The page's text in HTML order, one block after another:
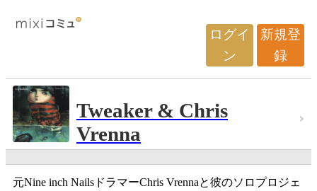
ログイ
ン
新規登
録
Tweaker & Chris
Vrenna
元Nine inch NailsドラマーChris Vrennaと彼のソロプロジェ